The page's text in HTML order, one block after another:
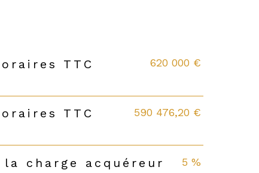
TTC
620 000 €
TTC
590 476,20 €
charge acquéreur 5 %